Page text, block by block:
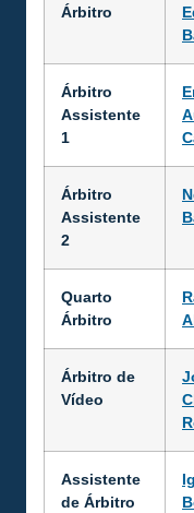
Árbitro
Árbitro
Assistente
1
Árbitro
Assistente
2
Quarto
Árbitro
Árbitro de
Vídeo
Assistente
de Árbitro